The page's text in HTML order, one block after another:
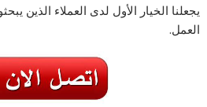
يجعلنا الخيار الأول لدى العملاء الذين
العمل.